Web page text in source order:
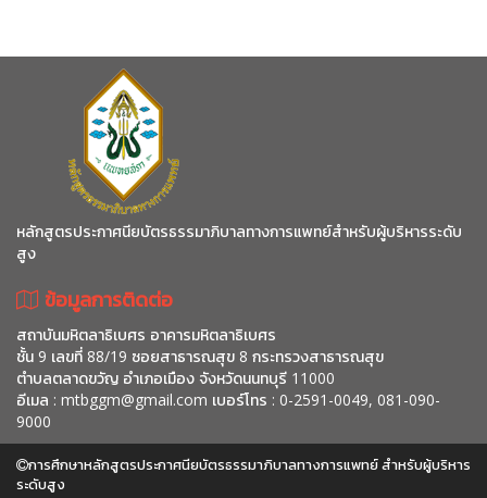
หลักสูตรประกาศนียบัตรธรรมาภิบาลทางการแพทย์สำหรับผู้บริหารระดับ
สูง
ข้อมูลการติดต่อ
สถาบันมหิตลาธิเบศร อาคารมหิตลาธิเบศร
ชั้น 9 เลขที่ 88/19 ซอยสาธารณสุข 8 กระทรวงสาธารณสุข
ตำบลตลาดขวัญ อำเภอเมือง จังหวัดนนทบุรี 11000
อีเมล : mtbggm@gmail.com เบอร์โทร : 0-2591-0049, 081-090-
9000
การศึกษาหลักสูตรประกาศนียบัตรธรรมาภิบาลทางการแพทย์ สำหรับผู้บริหาร
ระดับสูง